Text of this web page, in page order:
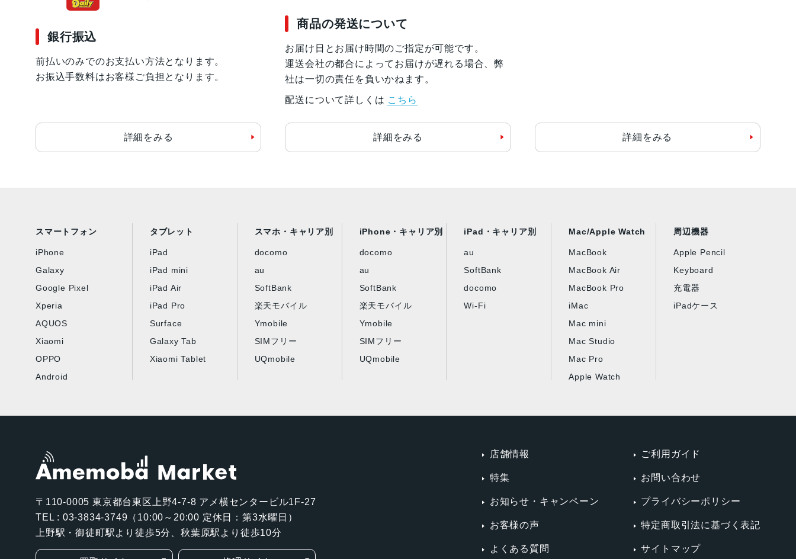
バ ッ テ リ ー
一日中駆動するバッテリー。通常使用時で最大18 時 間 6
リチャージャブルリチウムイオンバッテリー内蔵
ストレージ 32GB
銀行振込
前払いのみでのお支払い方法となります。
お振込手数料はお客様ご負担となります。
詳細をみる
商品の発送について
お届け日とお届け時間のご指定が可能です。
運送会社の都合によってお届けが遅れる場合、弊
社は一切の責任を負いかねます。
配送について詳しくは こちら
詳細をみる 詳細をみる
スマートフォン
iPhone
Galaxy
Google Pixel
Xperia
AQUOS
Xiaomi
OPPO
Android
タブレット
iPad
iPad mini
iPad Air
iPad Pro
Surface
Galaxy Tab
Xiaomi Tablet
スマホ・キャリア別
docomo
au
SoftBank
楽天モバイル
Ymobile
SIMフリー
UQmobile
iPhone・キャリア別
docomo
au
SoftBank
楽天モバイル
Ymobile
SIMフリー
UQmobile
iPad・キャリア別
au
SoftBank
docomo
Wi-Fi
Mac/Apple Watch
MacBook
MacBook Air
MacBook Pro
iMac
Mac mini
Mac Studio
Mac Pro
Apple Watch
周辺機器
Apple Pencil
Keyboard
充電器
iPadケース
〒110-0005 東京都台東区上野4-7-8 アメ横センタービル1F-27
TEL : 03-3834-3749（10:00～20:00 定休日：第3水曜日）
上野駅・御徒町駅より徒歩5分、秋葉原駅より徒歩10分
店舗情報
特集
お知らせ・キャンペーン
お客様の声
よくある質問
ご利用ガイド
お問い合わせ
プライバシーポリシー
特定商取引法に基づく表記
サイトマップ